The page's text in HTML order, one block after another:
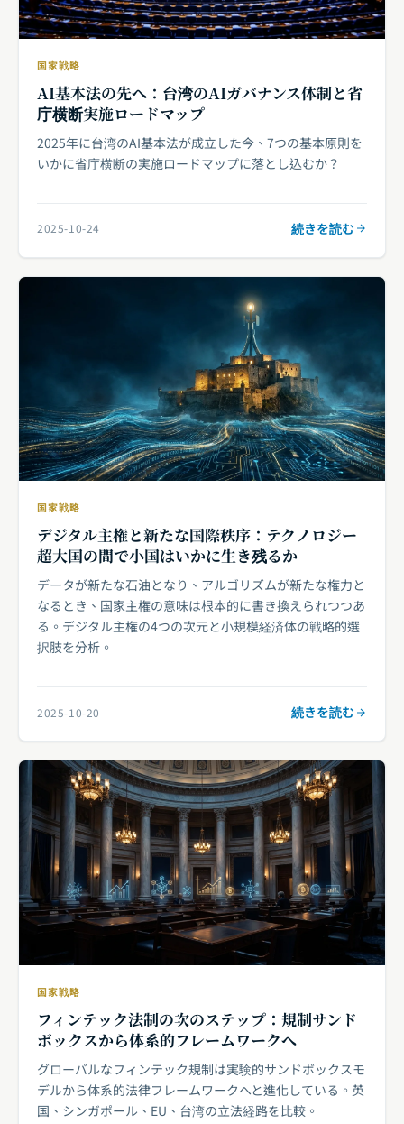
国家戦略
AI基本法の先へ：台湾のAIガバナンス体制と省
庁横断実施ロードマップ
2025年に台湾のAI基本法が成立した今、7つの基本原則を
いかに省庁横断の実施ロードマップに落とし込むか？
2025-10-24 続きを読む
国家戦略
デジタル主権と新たな国際秩序：テクノロジー
超大国の間で小国はいかに生き残るか
データが新たな石油となり、アルゴリズムが新たな権力と
なるとき、国家主権の意味は根本的に書き換えられつつあ
る。デジタル主権の4つの次元と小規模経済体の戦略的選
択肢を分析。
2025-10-20 続きを読む
国家戦略
フィンテック法制の次のステップ：規制サンド
ボックスから体系的フレームワークへ
グローバルなフィンテック規制は実験的サンドボックスモ
デルから体系的法律フレームワークへと進化している。英
国、シンガポール、EU、台湾の立法経路を比較。